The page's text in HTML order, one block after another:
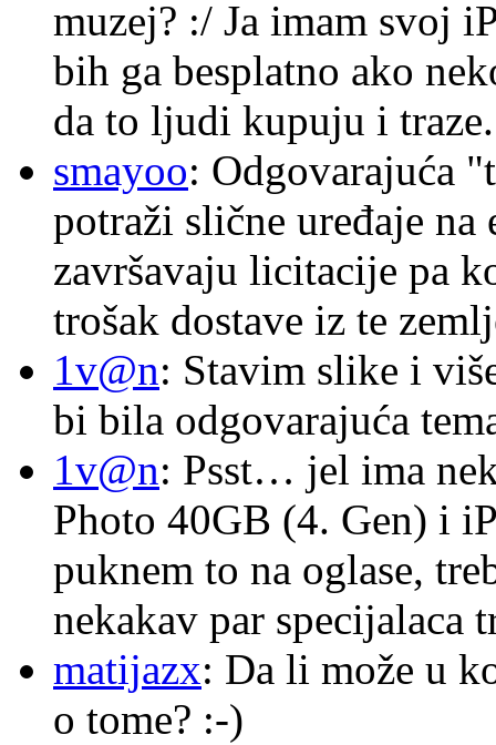
muzej? :/ Ja imam svoj
bih ga besplatno ako
da to ljudi kupuju i traze.
smayoo: Odgovarajuća
potraži slične uređaje
završavaju licitacije pa
trošak dostave iz te
1v@n: Stavim slike i
bi bila odgovarajuća
1v@n: Psst… jel ima
Photo 40GB (4. Gen) i
puknem to na oglase,
nekakav par
matijazx: Da li može u
o tome? :-)